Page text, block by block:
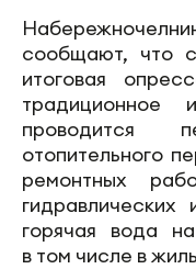
сообщают, что
итоговая
традиционное
проводится
отопительного
ремонтных
горячая вода
в том числе в